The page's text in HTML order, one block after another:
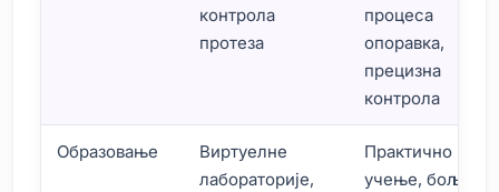
контрола
протеза
процеса
опоравка,
прецизна
контрола
Образовање
Виртуелне
лабораторије,
Практично
учење, боље